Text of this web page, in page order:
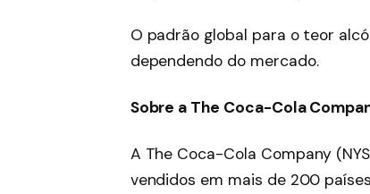
O padrão global para o teor
dependendo do mercado.
Sobre a The Coca-Cola
A The Coca-Cola Company
vendidos em mais de 200